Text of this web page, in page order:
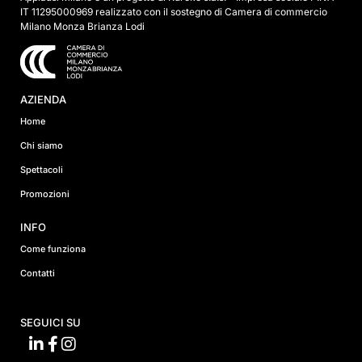
IT 11295000969 realizzato con il sostegno di Camera di commercio
Milano Monza Brianza Lodi
AZIENDA
Home
Chi siamo
Spettacoli
Promozioni
INFO
Come funziona
Contatti
SEGUICI SU